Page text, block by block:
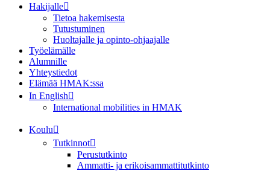
Hakijalle
Tietoa hakemisesta
Tutustuminen
Huoltajalle ja opinto-ohjaajalle
Työelämälle
Alumnille
Yhteystiedot
Elämää HMAK:ssa
In English
International mobilities in HMAK
Koulu
Tutkinnot
Perustutkinto
Ammatti- ja erikoisammattitutkinto